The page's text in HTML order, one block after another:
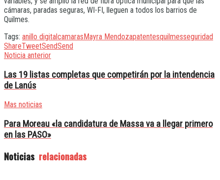
cámaras, paradas seguras, WI-FI, lleguen a todos los barrios de
Quilmes.
Tags: anillo digitalcamarasMayra Mendozapatentesquilmesseguridad
ShareTweetSendSend
Noticia anterior
Las 19 listas completas que competirán por la intendencia
de Lanús
Mas noticias
Para Moreau «la candidatura de Massa va a llegar primero
en las PASO»
Noticias relacionadas